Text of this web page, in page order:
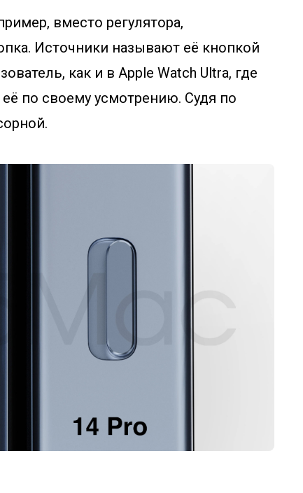
вместо регулятора,
Источники называют её кнопкой
как и в Apple Watch Ultra, где
по своему усмотрению. Судя по